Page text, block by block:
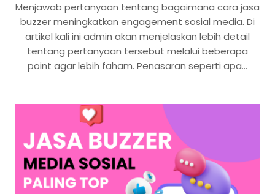
Menjawab pertanyaan tentang bagaimana cara jasa
buzzer meningkatkan engagement sosial media. Di
artikel kali ini admin akan menjelaskan lebih detail
tentang pertanyaan tersebut melalui beberapa
point agar lebih faham. Penasaran seperti apa…